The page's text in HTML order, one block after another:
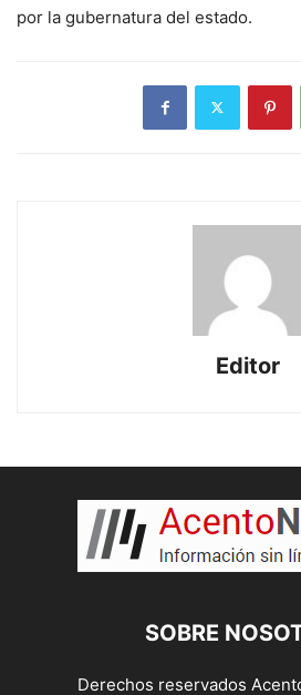
por la gubernatura del estado.
Editor
SOBRE
Derechos reservados